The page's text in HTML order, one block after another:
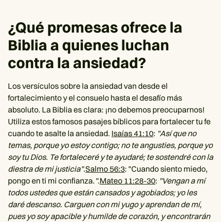
¿Qué promesas ofrece la
Biblia a quienes luchan
contra la ansiedad?
Los versículos sobre la ansiedad van desde el
fortalecimiento y el consuelo hasta el desafío más
absoluto. La Biblia es clara: ¡no debemos preocuparnos!
Utiliza estos famosos pasajes bíblicos para fortalecer tu fe
cuando te asalte la ansiedad. Isaías 41:10: "Así que no
temas, porque yo estoy contigo; no te angusties, porque yo
soy tu Dios. Te fortaleceré y te ayudaré; te sostendré con la
diestra de mi justicia".Salmo 56:3: "Cuando siento miedo,
pongo en ti mi confianza. ".Mateo 11:28-30: "Vengan a mí
todos ustedes que están cansados y agobiados; yo les
daré descanso. Carguen con mi yugo y aprendan de mí,
pues yo soy apacible y humilde de corazón, y encontrarán